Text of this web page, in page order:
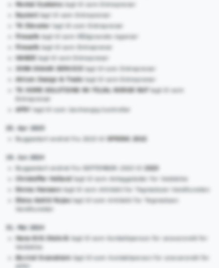
Montal Systems lagt til som Entreprenør
Equient
lagt til som Entreprenør
TK Elevator
lagt til som Entreprenør
Firesafe
lagt til som Rådgivende ingeniør
Firesafe
lagt til som Entreprenør
HANDE
lagt til som Entreprenør
JONN SKAAR SERVICE
lagt til som Entreprenør
Atrium Design & Trade lagt til som Entreprenør
TK HOME SOLUTIONS NV FILIAL NORGE NUF
lagt til som
Entreprenør
AFRY
lagt til som Uavhengig kontrollør
25. Apr 2025
Byggestart endret fra 2023 til
SPRING 2022
19. Jun 2024
Byggestart endret fra SEPTEMBER 2023 til
2023
Christoffer Helland
lagt til som Anleggsleder for Veidekke
Emma Hansson
lagt til som Arkitekt for Tegnestuen Vandkunsten
Elena Astrid Rojaslagt til som Arkitekt for Tegnestuen
Vandkunsten
31. Mai 2024
Hans-Erik Stokvik
lagt til som Kontaktperson for ansvarsrett for
Veidekke
Øyvind Svanstrøm
lagt til som Kontaktperson for ansvarsrett for